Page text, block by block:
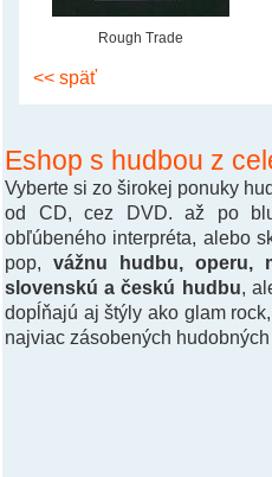
Rough Trade
<< späť
Eshop s hudbou z
Vyberte si zo širokej ponuky
od CD, cez DVD. až po
obľúbeného interpréta, alebo
pop, vážnu hudbu, operu,
slovenskú a českú hudbu ,
dopĺňajú aj štýly ako glam
najviac zásobených